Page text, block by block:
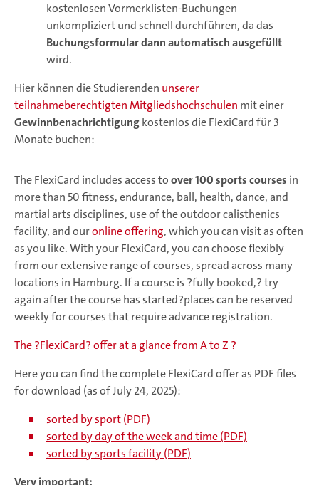
kostenlosen Vormerklisten-Buchungen
unkompliziert und schnell durchführen, da das
Buchungsformular dann automatisch ausgefüllt
wird.
Hier können die Studierenden unserer
teilnahmeberechtigten Mitgliedshochschulen mit einer
Gewinnbenachrichtigungkostenlos die FlexiCard für 3
Monate buchen:
The FlexiCard includes access toover 100 sportscourses in
more than 50 fitness, endurance, ball, health, dance, and
martial arts disciplines, use of the outdoor calisthenics
facility, and ouronline offering, which you can visit as often
as you like. With your FlexiCard, you can choose flexibly
from our extensive range of courses, spread across many
locations in Hamburg. If a course is ?fully booked,? try
again after the course has started?places can be reserved
weekly for courses that require advance registration.
The ?FlexiCard? offer at a glance from A to Z ?
Here you can find the complete FlexiCard offer as PDF files
for download (as of July 24, 2025):
sorted by sport (PDF)
sorted by day of the week and time (PDF)
sorted by sports facility (PDF)
Very important: